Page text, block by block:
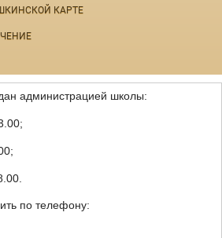
КАРТЕ
администрацией школы:
по телефону: